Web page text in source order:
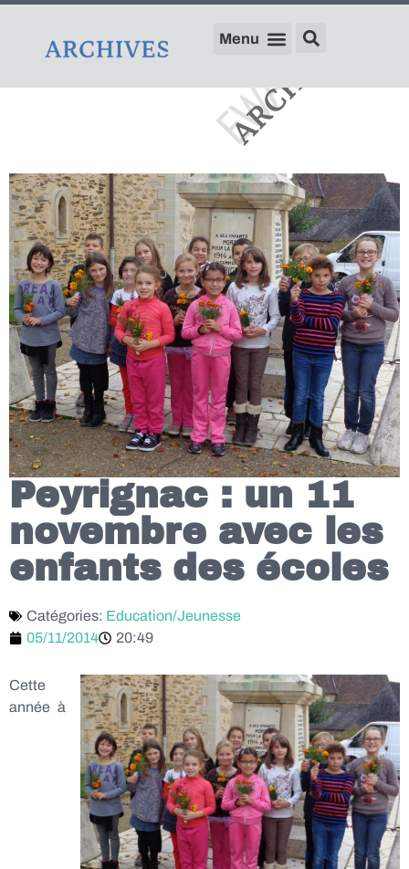
Peyrignac : un 11
novembre avec les
enfants des écoles
Catégories: Education/Jeunesse
05/11/2014
20:49
Cette
année à